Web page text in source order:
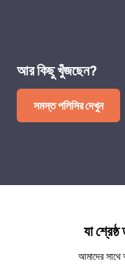
আর কিছু খুঁজছেন?
সমস্ত পলিসির দেখুন
যা
আমাদের